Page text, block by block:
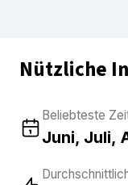
Nützliche
Beliebteste
Juni, Juli,